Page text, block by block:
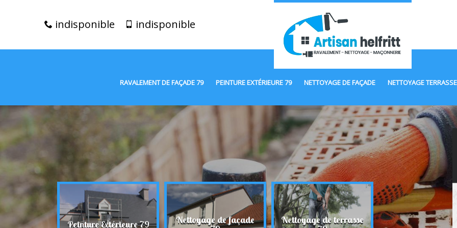
indisponible indisponible
RAVALEMENT DE FAÇADE 79 PEINTURE EXTÉRIEURE 79 NETTOYAGE DE FAÇADE NETTOYAGE
de façade Peinture Extérieure 79 Nettoyage de façade Nettoyage de terrasse Maçonnerie